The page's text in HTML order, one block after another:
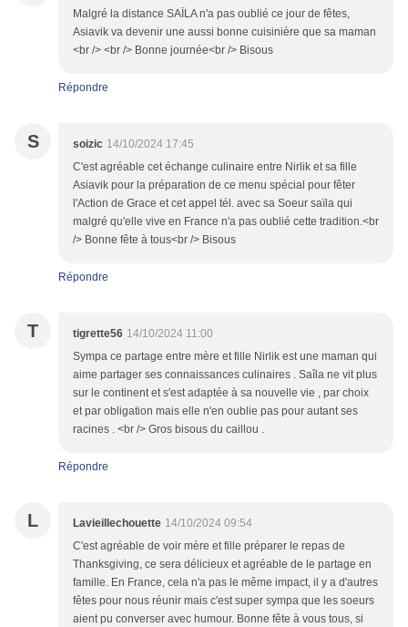
Malgré la distance SAÏLA n'a pas oublié ce jour de fêtes,
Asiavik va devenir une aussi bonne cuisinière que sa maman
<br /> <br /> Bonne journée<br /> Bisous
Répondre
S soizic 14/10/2024 17:45
C'est agréable cet échange culinaire entre Nirlik et sa fille
Asiavik pour la préparation de ce menu spécial pour fêter
l'Action de Grace et cet appel tél. avec sa Soeur saïla qui
malgré qu'elle vive en France n'a pas oublié cette tradition.<br
/> Bonne fête à tous<br /> Bisous
Répondre
T tigrette56 14/10/2024 11:00
Sympa ce partage entre mère et fille Nirlik est une maman qui
aime partager ses connaissances culinaires . Saîla ne vit plus
sur le continent et s'est adaptée à sa nouvelle vie , par choix
et par obligation mais elle n'en oublie pas pour autant ses
racines . <br /> Gros bisous du caillou .
Répondre
L Lavieillechouette 14/10/2024 09:54
C'est agréable de voir mère et fille préparer le repas de
Thanksgiving, ce sera délicieux et agréable de le partage en
famille. En France, cela n'a pas le même impact, il y a d'autres
fêtes pour nous réunir mais c'est super sympa que les soeurs
aient pu converser avec humour. Bonne fête à vous tous, si